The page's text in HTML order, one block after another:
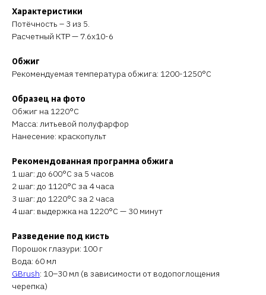
Характеристики
Потёчность – 3 из 5.
Расчетный КТР — 7.6х10-6
Обжиг
Рекомендуемая температура обжига: 1200-1250°C
Образец на фото
Обжиг на 1220°C
Масса: литьевой полуфарфор
Нанесение: краскопульт
Рекомендованная программа обжига
1 шаг: до 600°C за 5 часов
2 шаг: до 1120°C за 4 часа
3 шаг: до 1220°C за 2 часа
4 шаг: выдержка на 1220°C — 30 минут
Разведение под кисть
Порошок глазури: 100 г
Вода: 60 мл
GBrush: 10–30 мл (в зависимости от водопоглощения
черепка)